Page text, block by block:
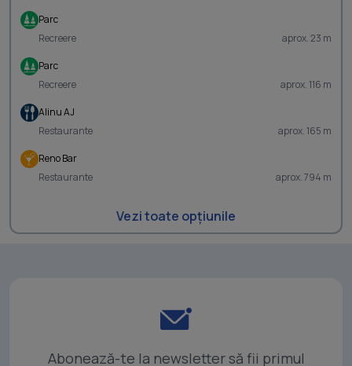
Parc
Recreere
aprox. 23 m
Parc
Recreere
aprox. 116 m
Alinu AJ
Restaurante
aprox. 165 m
Reno Bar
Restaurante
aprox. 794 m
Vezi toate opțiunile
Abonează-te la newsletter să fii primul